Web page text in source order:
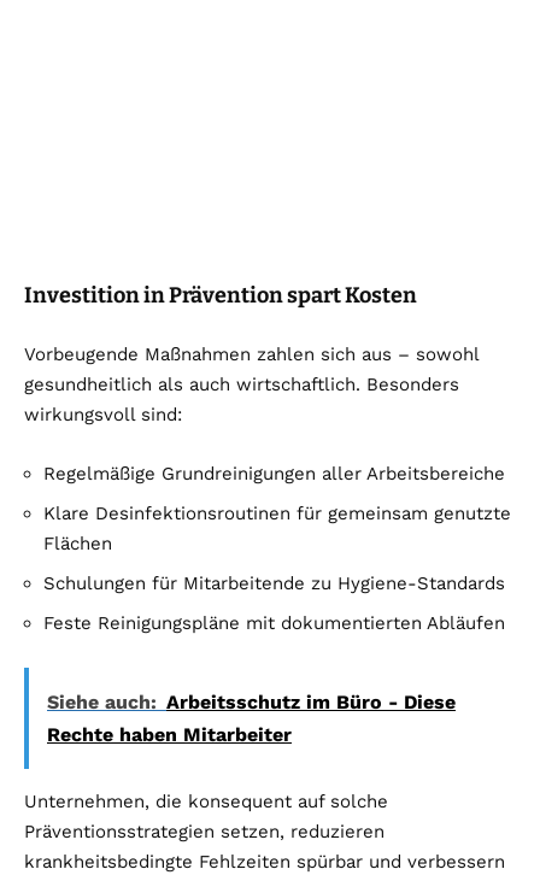
Investition in Prävention spart Kosten
Vorbeugende Maßnahmen zahlen sich aus – sowohl
gesundheitlich als auch wirtschaftlich. Besonders
wirkungsvoll sind:
Regelmäßige Grundreinigungen aller Arbeitsbereiche
Klare Desinfektionsroutinen für gemeinsam genutzte
Flächen
Schulungen für Mitarbeitende zu Hygiene-Standards
Feste Reinigungspläne mit dokumentierten Abläufen
Siehe auch: Arbeitsschutz im Büro - Diese
Rechte haben Mitarbeiter
Unternehmen, die konsequent auf solche
Präventionsstrategien setzen, reduzieren
krankheitsbedingte Fehlzeiten spürbar und verbessern